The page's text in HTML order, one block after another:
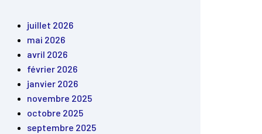
juillet 2026
mai 2026
avril 2026
février 2026
janvier 2026
novembre 2025
octobre 2025
septembre 2025